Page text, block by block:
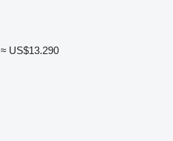
≈ US$13.290